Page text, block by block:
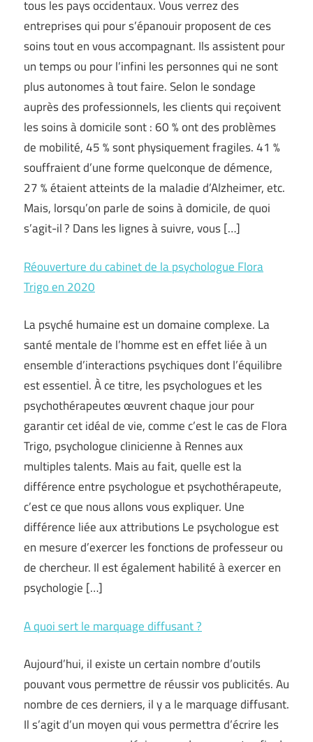
tous les pays occidentaux. Vous verrez des
entreprises qui pour s’épanouir proposent de ces
soins tout en vous accompagnant. Ils assistent pour
un temps ou pour l’infini les personnes qui ne sont
plus autonomes à tout faire. Selon le sondage
auprès des professionnels, les clients qui reçoivent
les soins à domicile sont : 60 % ont des problèmes
de mobilité, 45 % sont physiquement fragiles. 41 %
souffraient d’une forme quelconque de démence,
27 % étaient atteints de la maladie d’Alzheimer, etc.
Mais, lorsqu’on parle de soins à domicile, de quoi
s’agit-il ? Dans les lignes à suivre, vous […]
Réouverture du cabinet de la psychologue Flora
Trigo en 2020
La psyché humaine est un domaine complexe. La
santé mentale de l’homme est en effet liée à un
ensemble d’interactions psychiques dont l’équilibre
est essentiel. À ce titre, les psychologues et les
psychothérapeutes œuvrent chaque jour pour
garantir cet idéal de vie, comme c’est le cas de Flora
Trigo, psychologue clinicienne à Rennes aux
multiples talents. Mais au fait, quelle est la
différence entre psychologue et psychothérapeute,
c’est ce que nous allons vous expliquer. Une
différence liée aux attributions Le psychologue est
en mesure d’exercer les fonctions de professeur ou
de chercheur. Il est également habilité à exercer en
psychologie […]
A quoi sert le marquage diffusant ?
Aujourd’hui, il existe un certain nombre d’outils
pouvant vous permettre de réussir vos publicités. Au
nombre de ces derniers, il y a le marquage diffusant.
Il s’agit d’un moyen qui vous permettra d’écrire les